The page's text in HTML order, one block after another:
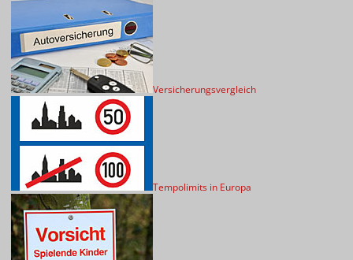
Versicherungsvergleich
Tempolimits in Europa